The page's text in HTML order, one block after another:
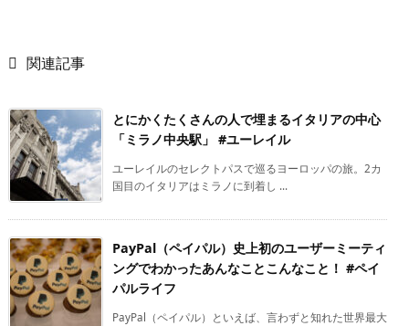
 関連記事
とにかくたくさんの人で埋まるイタリアの中心
「ミラノ中央駅」 #ユーレイル
ユーレイルのセレクトパスで巡るヨーロッパの旅。2カ
国目のイタリアはミラノに到着し ...
PayPal（ペイパル）史上初のユーザーミーティ
ングでわかったあんなことこんなこと！ #ペイ
パルライフ
PayPal（ペイパル）といえば、言わずと知れた世界最大